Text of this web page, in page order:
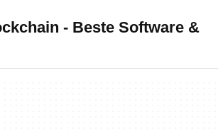
- Beste Software &